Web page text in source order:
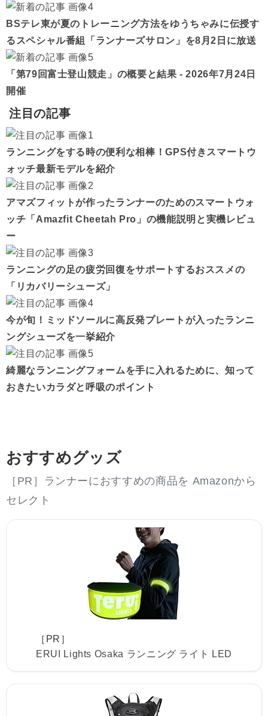
BSテレ東が夏のトレーニング方法をゆうちゃみに伝授す
るスペシャル番組「ランナーズサロン」を8月2日に放送
「第79回富士登山競走」の概要と結果 - 2026年7月24日
開催
注目の記事
ランニングをする時の便利な相棒！GPS付きスマートウ
ォッチ最新モデルを紹介
アマズフィットが作ったランナーのためのスマートウォ
ッチ「Amazfit Cheetah Pro」の機能説明と実機レビュ
ー
ランニングの足の疲労回復をサポートするおススメの
「リカバリーシューズ」
今が旬！ミッドソールに高反発プレートが入ったランニ
ングシューズを一挙紹介
綺麗なランニングフォームを手に入れるために、知って
おきたいカラダと呼吸のポイント
おすすめグッズ
［PR］ランナーにおすすめの商品を Amazonから
セレクト
［PR］
ERUI Lights Osaka ランニング ライト LED